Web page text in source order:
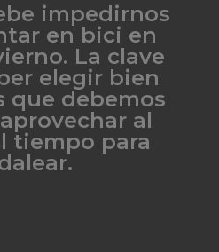
impedirnos
en bici en
La clave
elegir bien
que debemos
al
tiempo para